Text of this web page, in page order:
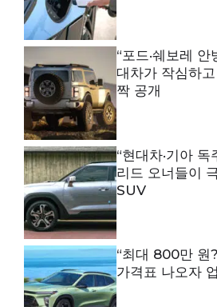
“포드·쉐보레
대차가 작심하고
짝 공개
“현대차·기아
리드 오너들이
SUV
“최대 800만 원
가격표 나오자 업